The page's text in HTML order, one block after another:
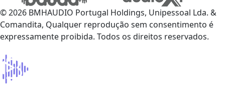
© 2026 BMHAUDIO Portugal Holdings, Unipessoal Lda. &
Comandita, Qualquer reprodução sem consentimento é
expressamente proibida. Todos os direitos reservados.